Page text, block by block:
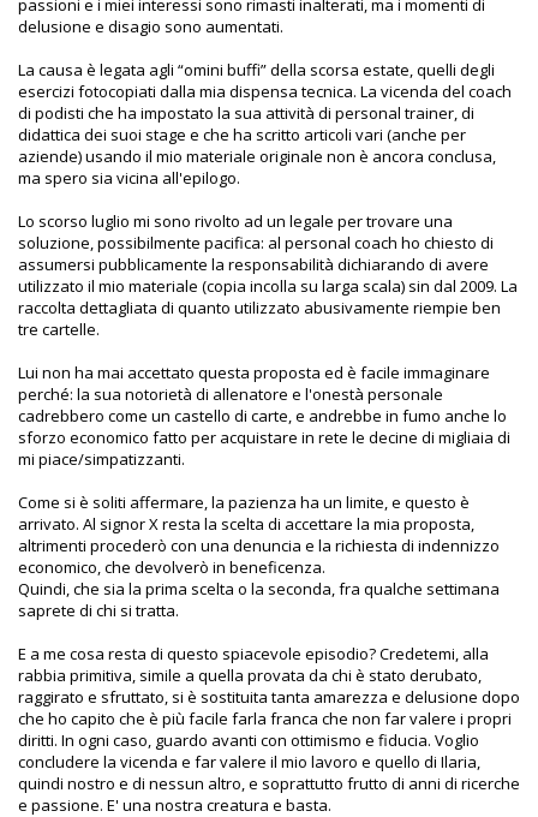
passioni e i miei interessi sono rimasti inalterati, ma i momenti di
delusione e disagio sono aumentati.
La causa è legata agli “omini buffi” della scorsa estate, quelli degli
esercizi fotocopiati dalla mia dispensa tecnica. La vicenda del coach
di podisti che ha impostato la sua attività di personal trainer, di
didattica dei suoi stage e che ha scritto articoli vari (anche per
aziende) usando il mio materiale originale non è ancora conclusa,
ma spero sia vicina all'epilogo.
Lo scorso luglio mi sono rivolto ad un legale per trovare una
soluzione, possibilmente pacifica: al personal coach ho chiesto di
assumersi pubblicamente la responsabilità dichiarando di avere
utilizzato il mio materiale (copia incolla su larga scala) sin dal 2009. La
raccolta dettagliata di quanto utilizzato abusivamente riempie ben
tre cartelle.
Lui non ha mai accettato questa proposta ed è facile immaginare
perché: la sua notorietà di allenatore e l'onestà personale
cadrebbero come un castello di carte, e andrebbe in fumo anche lo
sforzo economico fatto per acquistare in rete le decine di migliaia di
mi piace/simpatizzanti.
Come si è soliti affermare, la pazienza ha un limite, e questo è
arrivato. Al signor X resta la scelta di accettare la mia proposta,
altrimenti procederò con una denuncia e la richiesta di indennizzo
economico, che devolverò in beneficenza.
Quindi, che sia la prima scelta o la seconda, fra qualche settimana
saprete di chi si tratta.
E a me cosa resta di questo spiacevole episodio? Credetemi, alla
rabbia primitiva, simile a quella provata da chi è stato derubato,
raggirato e sfruttato, si è sostituita tanta amarezza e delusione dopo
che ho capito che è più facile farla franca che non far valere i propri
diritti. In ogni caso, guardo avanti con ottimismo e fiducia. Voglio
concludere la vicenda e far valere il mio lavoro e quello di Ilaria,
quindi nostro e di nessun altro, e soprattutto frutto di anni di ricerche
e passione. E' una nostra creatura e basta.